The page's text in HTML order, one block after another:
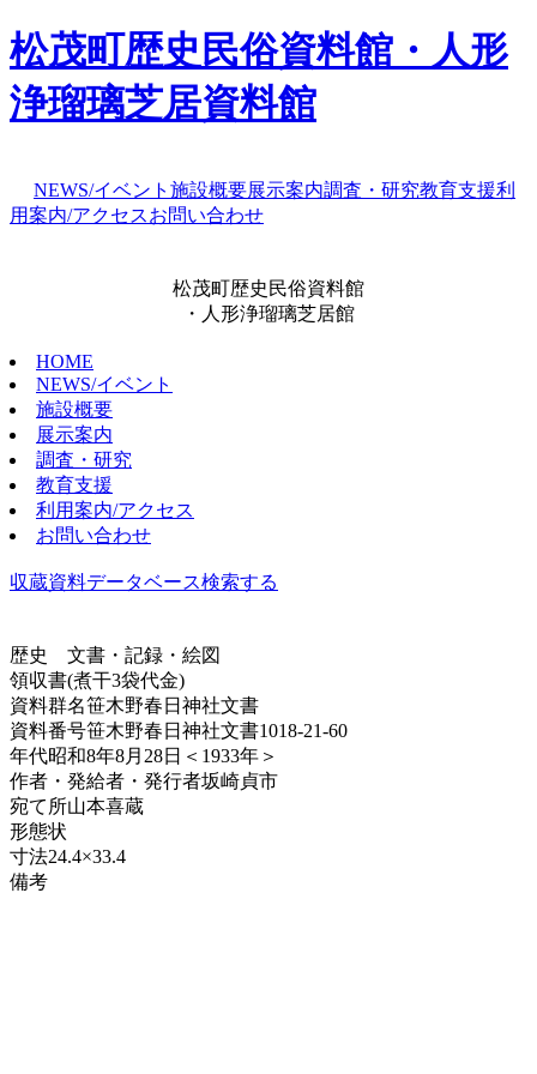
松茂町歴史民俗資料館・人形
浄瑠璃芝居資料館
NEWS/イベント 施設概要展示案内調査・研究教育支援利
用案内/アクセスお問い合わせ
松茂町歴史民俗資料館
・人形浄瑠璃芝居館
HOME
NEWS/イベント
施設概要
展示案内
調査・研究
教育支援
利用案内/アクセス
お問い合わせ
収蔵資料データベース検索する
歴史
文書・記録・絵図
領収書(煮干3袋代金)
資料群名笹木野春日神社文書
資料番号笹木野春日神社文書1018-21-60
年代昭和8年8月28日＜1933年＞
作者・発給者・発行者坂崎貞市
宛て所山本喜蔵
形態状
寸法24.4×33.4
備考